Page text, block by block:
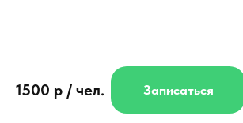
1500 р / чел. Записаться